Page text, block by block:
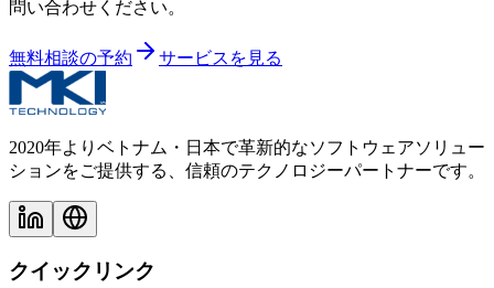
問い合わせください。
無料相談の予約 サービスを見る
2020年よりベトナム・日本で革新的なソフトウェアソリュー
ションをご提供する、信頼のテクノロジーパートナーです。
クイックリンク